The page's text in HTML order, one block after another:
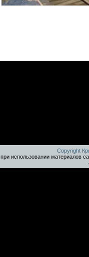
Copyright
при использовании материалов